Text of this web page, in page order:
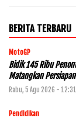
BERITA TERBARU
MotoGP
Bidik 145 Ribu
Matangkan
Rabu, 5 Agu 2026 - 12:31
Pendidikan